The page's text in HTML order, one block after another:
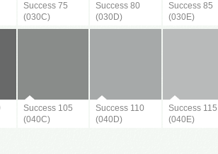
Success 75
(030C)
Success 80
(030D)
Success 85
(030E)
Success 105
(040C)
Success 110
(040D)
Success 115
(040E)